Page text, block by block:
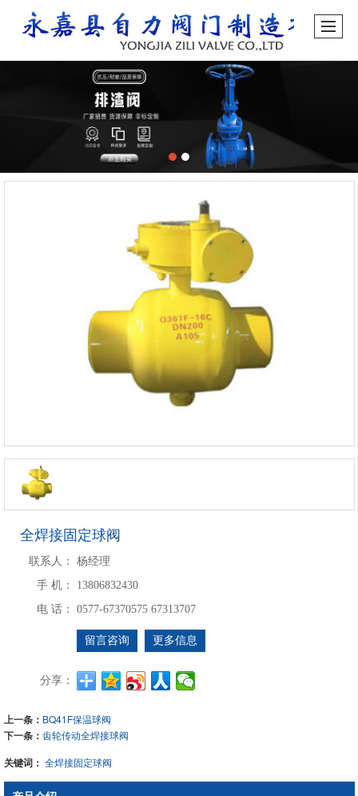
全焊接固定球阀
联系人：
杨经理
手 机：
13806832430
电 话：
0577-67370575 67313707
留言咨询 更多信息
分享：
上一条： BQ41F保温球阀
下一条： 齿轮传动全焊接球阀
关键词： 全焊接固定球阀